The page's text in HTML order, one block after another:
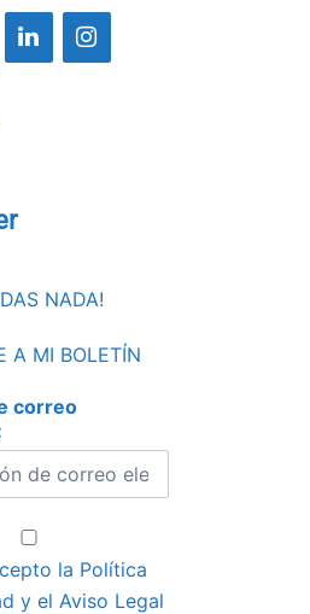
NADA!
A MI BOLETÍN
correo
la Política
y el Aviso Legal